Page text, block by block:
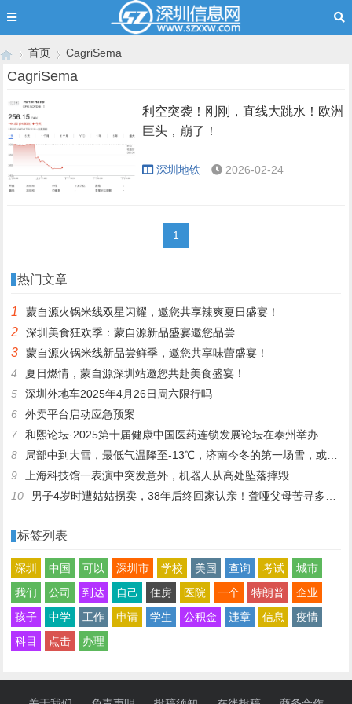
›
首页 CagriSema
CagriSema
利空突袭！刚刚，直线大跳水！欧洲
巨头，崩了！
深圳地铁 2026-02-24
1
热门文章
1 蒙自源火锅米线双星闪耀，邀您共享辣爽夏日盛宴！
2 深圳美食狂欢季：蒙自源新品盛宴邀您品尝
3
蒙自源火锅米线新品尝鲜季，邀您共享味蕾盛宴！
4
夏日燃情，蒙自源深圳站邀您共赴美食盛宴！
5
深圳外地车2025年4月26日周六限行吗
6
外卖平台启动应急预案
7
和熙论坛·2025第十届健康中国医药连锁发展论坛在泰州举办
8
局部中到大雪，最低气温降至-13℃，济南今冬的第一场雪，或跟去年同一时间！
9
上海科技馆一表演中突发意外，机器人从高处坠落摔毁
10
男子4岁时遭姑姑拐卖，38年后终回家认亲！聋哑父母苦寻多年，母亲已抱憾离世丨红星寻人
标签列表
深圳 中国 可以 深圳市 学校 美国 查询 考试
城市
我们
公司 到达 自己 住房 医院 一个 特朗普
企业
孩子
中学 工作 申请 学生 公积金 违章 信息
疫情
科目
点击 办理